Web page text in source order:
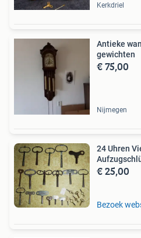
Kerkdriel
Antieke
gewichten
€ 75,00
Nijmegen
24 Uhren
€ 25,00
Bezoek